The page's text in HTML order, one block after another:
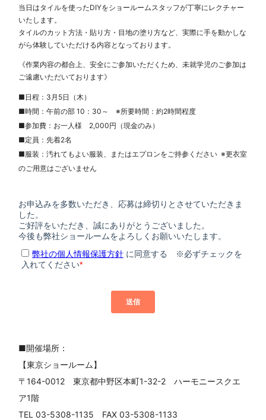
当日はタイルを使ったDIYをショールームスタッフが丁寧にレクチャー
いたします。
タイルのカット方法・貼り方・目地の塗り方など、実際に手を動かしな
がら体験していただける内容となっております。
《作業内容の都合上、安全にご参加いただくため、未就学児のご参加は
ご遠慮いただいております》
■日程：3月5日（木）
■時間：午前の部 10：30～ ※所要時間：約2時間程度
■参加費：お一人様 2,000円（現金のみ）
■定員：先着2名
■服装：汚れてもよい服装、またはエプロンをご持参ください ※更衣室
のご用意はございません
■開催場所：
【東京ショールーム】
〒164-0012 東京都中野区本町1-32-2 ハーモニースクエ
ア1階
TEL 03-5308-1135 FAX 03-5308-1133